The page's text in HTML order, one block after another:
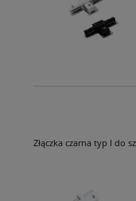
Złączka czarna typ I do